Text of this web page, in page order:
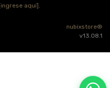
[ingrese aquí] .
nubixstore®
v13.08.1